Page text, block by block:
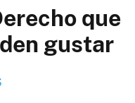
que
gustar